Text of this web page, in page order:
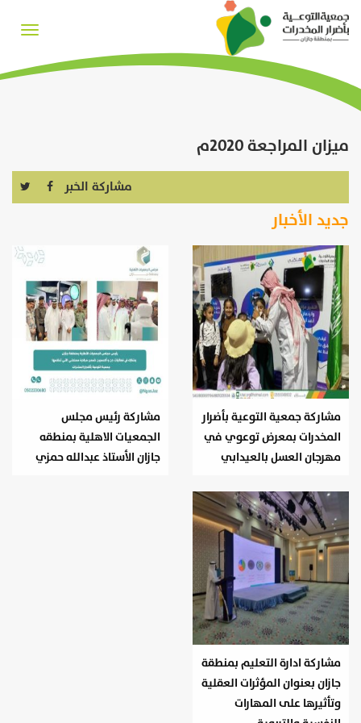
ميزان المراجعة 2020م
مشاركة الخبر
جديد الأخبار
مشاركة جمعية التوعية بأضرار
المخدرات بمعرض توعوي في
مهرجان العسل بالعيدابي
مشاركة رئيس مجلس
الجمعيات الاهلية بمنطقه
جازان الأستاذ عبدالله حمزي
مشاركة ادارة التعليم بمنطقة
جازان بعنوان المؤثرات العقلية
وتأثيرها على المهارات